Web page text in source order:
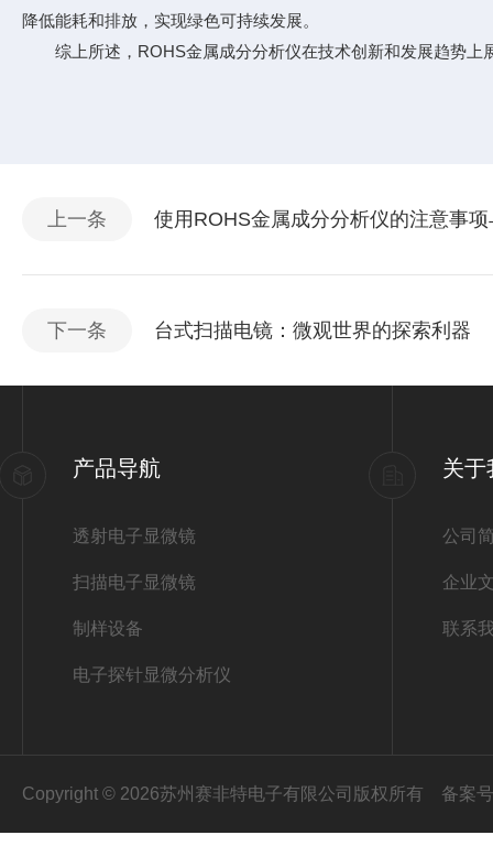
降低能耗和排放，实现绿色可持续发展。
综上所述，ROHS金属成分分析仪在技术创新和发展趋势上
上一条 使用ROHS金属成分分析仪的注意事
下一条 台式扫描电镜：微观世界的探索利器
产品导航
透射电子显微镜
扫描电子显微镜
制样设备
电子探针显微分析仪
关于
公司
企业
联系
Copyright © 2026苏州赛非特电子有限公司版权所有 备案